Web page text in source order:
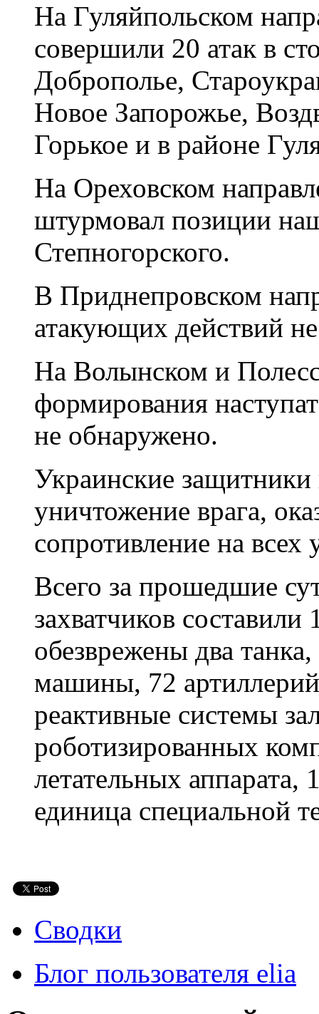
На Гуляйпольском
совершили 20 атак в
Доброполье,
Новое Запорожье,
Горькое и в районе
На Ореховском
штурмовал позиции
Степногорского.
В Приднепровском
атакующих действий
На Волынском и
формирования
не обнаружено.
Украинские
уничтожение врага,
сопротивление на всех
Всего за прошедшие
захватчиков
обезврежены два
машины, 72
реактивные системы
роботизированных
летательных
единица специальной
Сводки
Блог пользователя elia